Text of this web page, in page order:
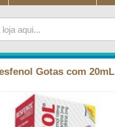
Gotas com 20mL